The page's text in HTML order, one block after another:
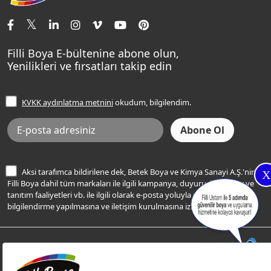
X
Tavan Boyaları
Ev Bakım ve Hobi Boyaları
Yatak Odası Renkleri
Sentomaxx Sentetik Boya
Sentomaxx İpeksi Mat
Momento Life
Şampanya Rengi
Açık Mavi Rengi
Frezya Rengi
İletişim Bilgilerimiz
Renk Danışma
Filli Ustam
Sıkça Sorulan Sorular
Ücretsiz Yalıtım Keşif Hizmeti
Bilgi Toplumu Hizmetleri
İnternet Sitesi Kullanım Koşulları
KVKK Talep Formu
KVKK Aydınlatma Metni
Filli Boya E-bültenine abone olun,
Yenilikleri ve fırsatları takip edin
KVKK aydınlatma metniniokudum, bilgilendim.
Aksi tarafımca bildirilene dek, Betek Boya ve Kimya Sanayi A.Ş.'nin
Filli Boya dahil tüm markaları ile ilgili kampanya, duyuru, hizmetler ve
tanıtım faaliyetleri vb. ile ilgili olarak e-posta yoluyla şahsıma
bilgilendirme yapılmasına ve iletişim kurulmasına izin veriyorum.